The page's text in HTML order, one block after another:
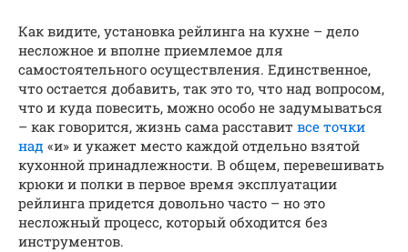
Как видите, установка рейлинга на кухне – дело
несложное и вполне приемлемое для
самостоятельного осуществления. Единственное,
что остается добавить, так это то, что над вопросом,
что и куда повесить, можно особо не задумываться
– как говорится, жизнь сама расставит все точки
над «и» и укажет место каждой отдельно взятой
кухонной принадлежности. В общем, перевешивать
крюки и полки в первое время эксплуатации
рейлинга придется довольно часто – но это
несложный процесс, который обходится без
инструментов.